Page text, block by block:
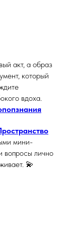
акт, а образ
который
вдоха.
мини-
вопросы лично
💫